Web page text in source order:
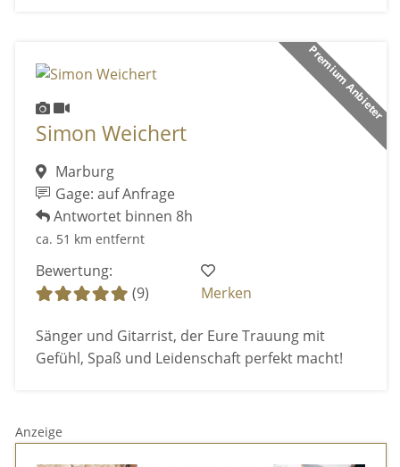
Premium Anbieter
Simon Weichert
Marburg
Gage: auf Anfrage
Antwortet binnen 8h
ca. 51 km entfernt
Bewertung:
(9)
Merken
Sänger und Gitarrist, der Eure Trauung mit
Gefühl, Spaß und Leidenschaft perfekt macht!
Anzeige